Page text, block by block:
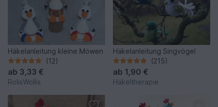
Häkelanleitung kleine Möwen
(12)
ab 3,33 €
RolisWollis
Häkelanleitung Singvögel
(215)
ab 1,90 €
Häkeltherapie